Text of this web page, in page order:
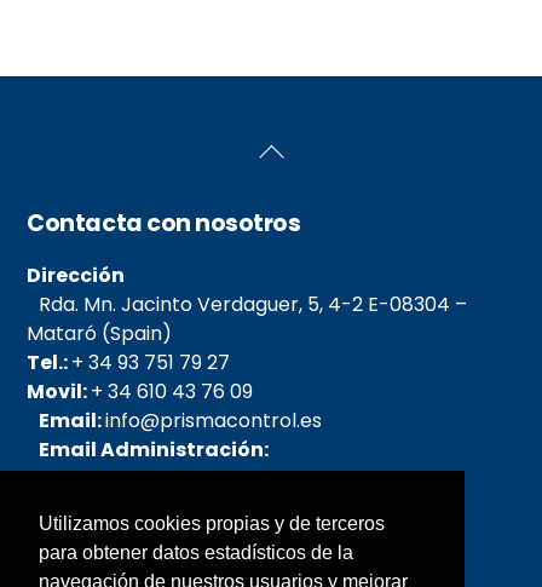
Utilizamos cookies propias y de terceros
para obtener datos estadísticos de la
navegación de nuestros usuarios y mejorar
Back
Contacta con nosotros
Dirección
Rda. Mn. Jacinto Verdaguer, 5, 4-2 E-08304 –
Mataró (Spain)
Tel.:+ 34 93 751 79 27
Movil:+ 34 610 43 76 09
Email:info@prismacontrol.es
Email Administración:
admin@prismacontrol.es
pedidos@prismacontrol.es
Email SAT: sat@prismacontrol.es